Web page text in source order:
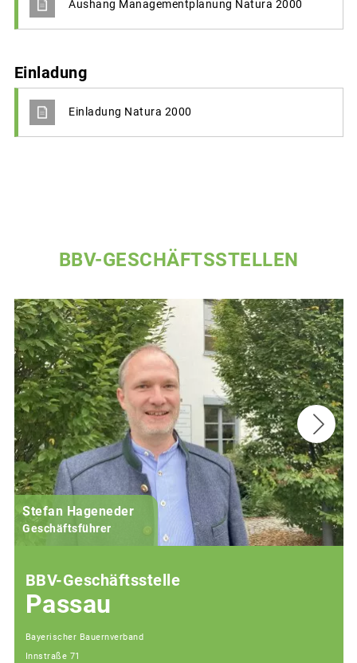
Aushang Managementplanung Natura 2000
Einladung
Einladung Natura 2000
BBV-GESCHÄFTSSTELLEN
Stefan Hageneder
Geschäftsführer
BBV-Geschäftsstelle
Passau
Bayerischer Bauernverband
Innstraße 71